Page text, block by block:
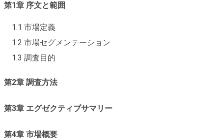
第1章 序文と範囲
1.1 市場定義
1.2 市場セグメンテーション
1.3 調査目的
第2章 調査方法
第3章 エグゼクティブサマリー
第4章 市場概要